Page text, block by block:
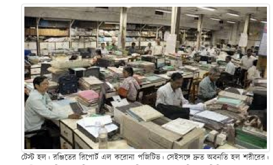
টেস্ট হল। রঞ্জিতের রিপোর্ট এল করোনা পজিটিভ। সেইসঙ্গে দ্রুত অবনতি হল শরীরের।